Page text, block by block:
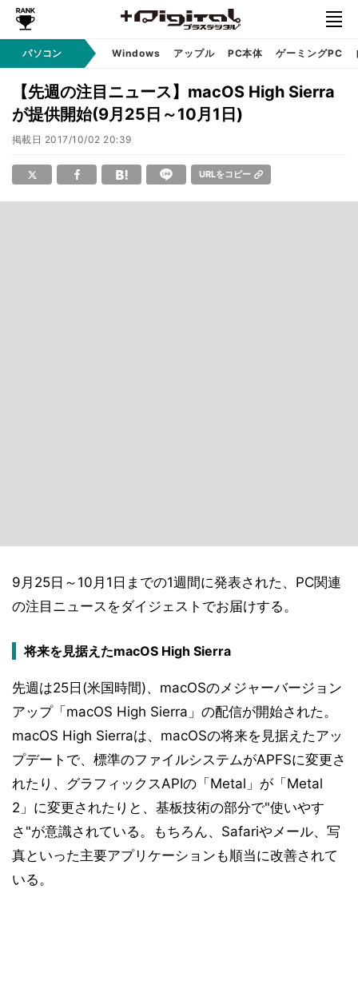
パソコン Windows アップル PC本体 ゲーミングPC
【先週の注目ニュース】macOS High Sierra
が提供開始(9月25日～10月1日)
掲載日 2017/10/02 20:39
URLをコピー
9月25日～10月1日までの1週間に発表された、PC関連
の注目ニュースをダイジェストでお届けする。
将来を見据えたmacOS High Sierra
先週は25日(米国時間)、macOSのメジャーバージョン
アップ「macOS High Sierra」の配信が開始された。
macOS High Sierraは、macOSの将来を見据えたアッ
プデートで、標準のファイルシステムがAPFSに変更さ
れたり、グラフィックスAPIの「Metal」が「Metal
2」に変更されたりと、基板技術の部分で"使いやす
さ"が意識されている。もちろん、Safariやメール、写
真といった主要アプリケーションも順当に改善されて
いる。